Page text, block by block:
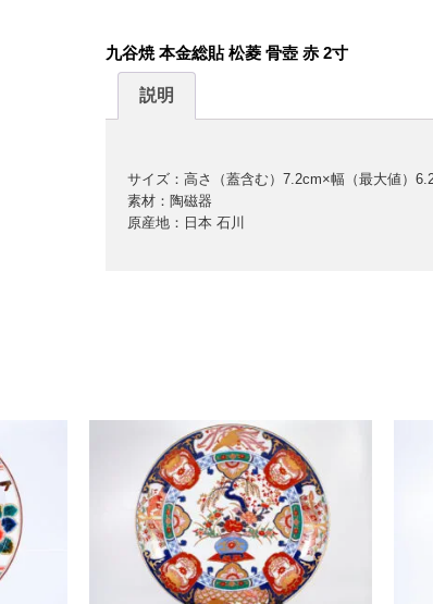
九谷焼 本金総貼 松菱 骨壺 赤 2寸
説明
サイズ：高さ（蓋含む）7.2cm×幅（最大値）
素材：陶磁器
原産地：日本 石川